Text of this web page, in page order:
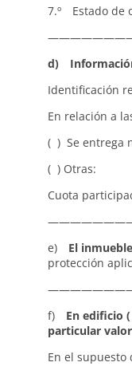
7.º Estado de
d)
Identificación
En relación a
( ) Se entrega
( ) Otras:
Cuota
e) El
protección
f) En edificio
particular
En el